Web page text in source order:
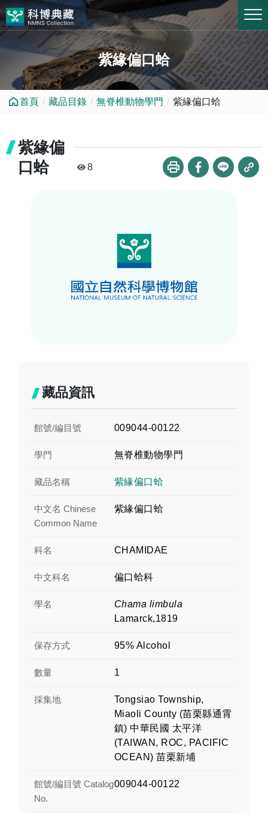
跳到中央內容區塊
紫緣偏口蛤
首頁 藏品目錄 無脊椎動物學門 紫緣偏口蛤
紫緣偏
口蛤
8
藏品資訊
館號/編目號 009044-00122
學門 無脊椎動物學門
藏品名稱 紫緣偏口蛤
中文名 Chinese
Common Name
紫緣偏口蛤
科名 CHAMIDAE
中文科名 偏口蛤科
學名
Chama limbula
Lamarck,1819
保存方式 95% Alcohol
數量 1
採集地
Tongsiao Township,
Miaoli County (苗栗縣通霄
鎮) 中華民國 太平洋
(TAIWAN, ROC, PACIFIC
OCEAN) 苗栗新埔
館號/編目號 Catalog
No.
009044-00122